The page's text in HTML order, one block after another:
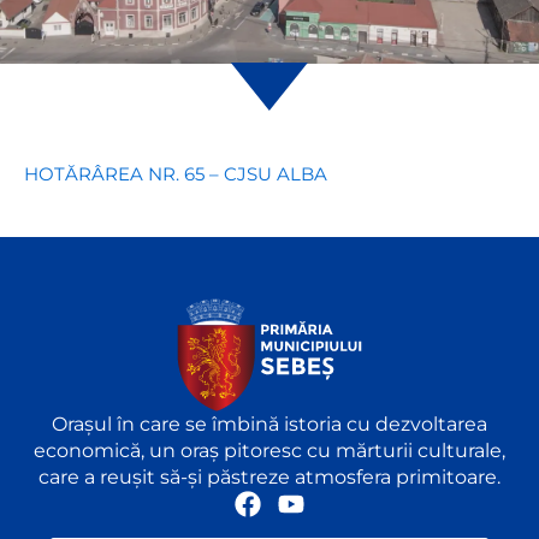
HOTĂRÂREA NR. 65 – CJSU ALBA
Orașul în care se îmbină istoria cu dezvoltarea
economică, un oraș pitoresc cu mărturii culturale,
care a reușit să-și păstreze atmosfera primitoare.
F
a
Y
o